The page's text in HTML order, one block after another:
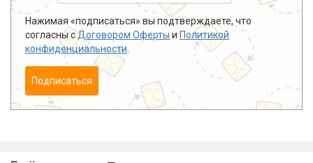
Нажимая «подписаться» вы подтверждаете, что
согласны сДоговором Оферты и Политикой
конфиденциальности.
Подписаться